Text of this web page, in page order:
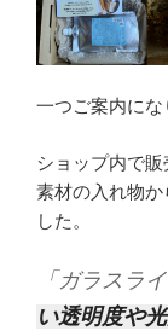
一つご案内にな
ショップ内で
素材の入れ物
した。
「ガラスラ
い透明度や